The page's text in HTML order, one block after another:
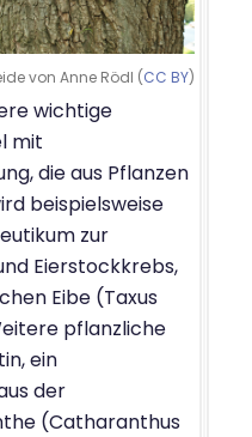
von Anne Rödl (CC BY)
wichtige
mit
die aus Pflanzen
beispielsweise
zur
Eierstockkrebs,
Eibe (Taxus
pflanzliche
ein
der
(Catharanthus